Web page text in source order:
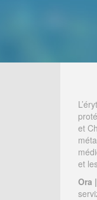
et
et
Ora